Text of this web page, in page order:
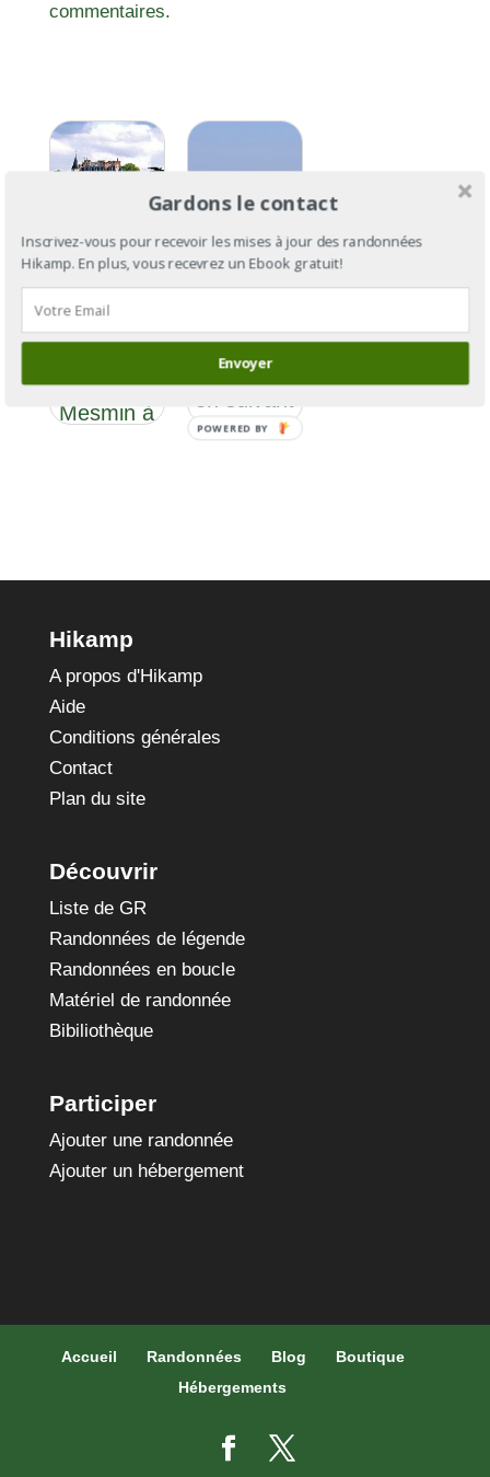
commentaires.
Section 7
: De La
St
Mesmin à
l’Ardèche
à la Baule
la Loire
Hikamp
A propos d'Hikamp
Aide
Conditions générales
Contact
Plan du site
Découvrir
Liste de GR
Randonnées de légende
Randonnées en boucle
Matériel de randonnée
Bibiliothèque
Participer
Ajouter une randonnée
Ajouter un hébergement
Accueil Randonnées Blog
Boutique
Hébergements
Gardons le contact
Inscrivez-vous pour recevoir les mises à jour des randonnées
Hikamp. En plus, vous recevrez un Ebook gratuit!
Envoyer
POWERED BY